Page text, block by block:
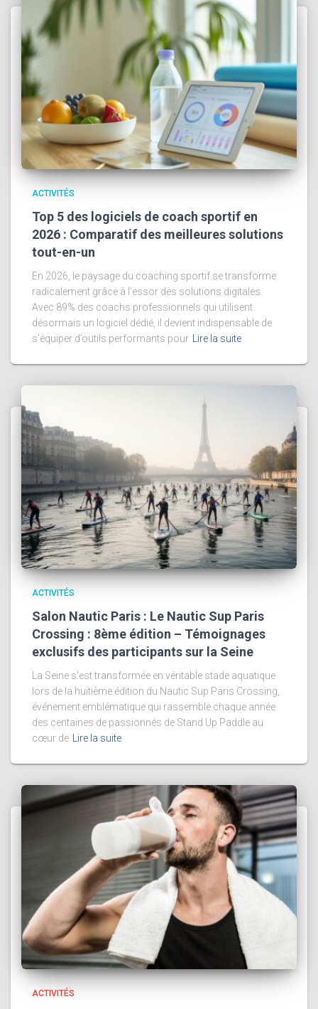
ACTIVITÉS
Top 5 des logiciels de coach sportif en
2026 : Comparatif des meilleures solutions
tout-en-un
En 2026, le paysage du coaching sportif se transforme
radicalement grâce à l’essor des solutions digitales.
Avec 89% des coachs professionnels qui utilisent
désormais un logiciel dédié, il devient indispensable de
s’équiper d’outils performants pour
Lire la suite
ACTIVITÉS
Salon Nautic Paris : Le Nautic Sup Paris
Crossing : 8ème édition – Témoignages
exclusifs des participants sur la Seine
La Seine s'est transformée en véritable stade aquatique
lors de la huitième édition du Nautic Sup Paris Crossing,
événement emblématique qui rassemble chaque année
des centaines de passionnés de Stand Up Paddle au
cœur de Lire la suite
ACTIVITÉS